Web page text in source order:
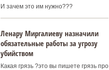
И зачем это им нужно???
Ленару Миргалиеву назначили
обязательные работы за угрозу
убийством
Какая грязь ?это вы пишете грязь про